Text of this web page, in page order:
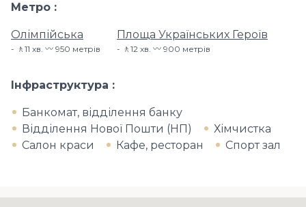
Метро
Олімпійська
🚶11 хв​. 〰️ 950 метрів
Площа Українських Героїв
🚶12 хв​. 〰️ 900 метрів
Інфраструктура
Банкомат, відділення банку
Відділення Нової Пошти (НП)
Хімчистка
Салон краси
Кафе, ресторан Спорт зал